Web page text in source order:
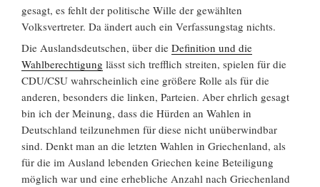
gesagt, es fehlt der politische Wille der gewählten
Volksvertreter. Da ändert auch ein Verfassungstag nichts.
Die Auslandsdeutschen, über die Definition und die
Wahlberechtigung lässt sich trefflich streiten, spielen für die
CDU/CSU wahrscheinlich eine größere Rolle als für die
anderen, besonders die linken, Parteien. Aber ehrlich gesagt
bin ich der Meinung, dass die Hürden an Wahlen in
Deutschland teilzunehmen für diese nicht unüberwindbar
sind. Denkt man an die letzten Wahlen in Griechenland, als
für die im Ausland lebenden Griechen keine Beteiligung
möglich war und eine erhebliche Anzahl nach Griechenland